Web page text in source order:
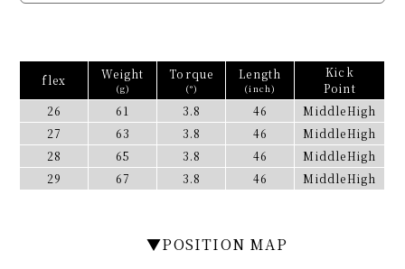
flex Weight
(g)
Torque
(°)
Length
(inch)
Kick
Point
26
61 3.8 46
MiddleHigh
27
63 3.8 46
MiddleHigh
28
65 3.8 46
MiddleHigh
29
67 3.8 46 MiddleHigh
▼POSITION MAP